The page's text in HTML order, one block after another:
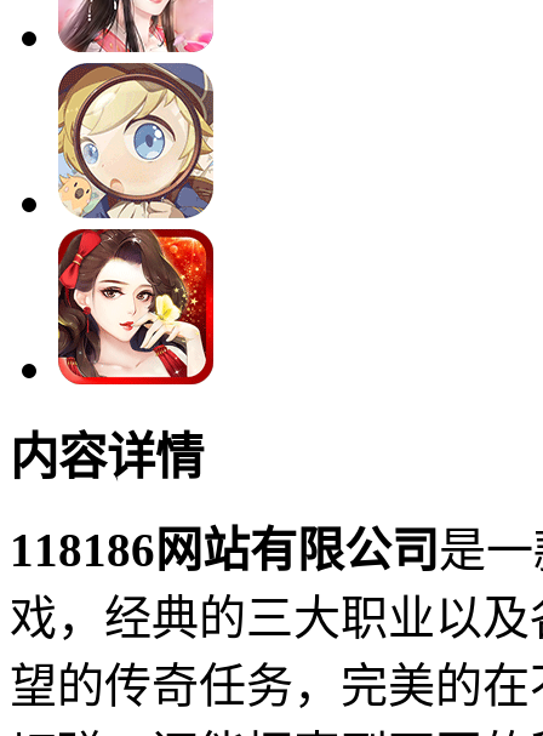
内容详情
118186网站有限公司 是
戏，经典的三大职业以
望的传奇任务，完美的